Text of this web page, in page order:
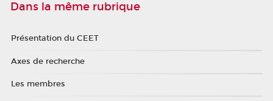
Dans la même rubrique
Présentation du CEET
Axes de recherche
Les membres